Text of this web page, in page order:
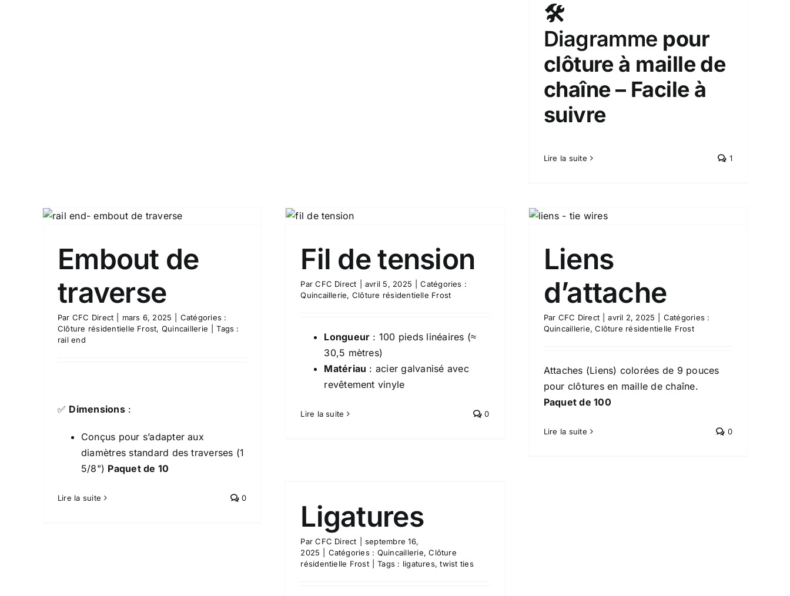
🛠️
Diagramme pour
clôture à maille de
chaîne – Facile à
suivre
Lire la suite 1
Embout de
traverse
Par CFC Direct mars 6, 2025
Catégories :
Clôture résidentielle Frost, Quincaillerie
Tags :
rail end
✅ Dimensions:
Conçus pour s’adapter aux
diamètres standard des traverses (1
5/8") Paquet de 10
Lire la suite 0
Fil de tension
Fil de tension
ParCFC Direct avril 5, 2025
Catégories :
Quincaillerie, Clôture résidentielle Frost
Longueur : 100 pieds linéaires (≈
30,5 mètres)
Matériau : acier galvanisé avec
revêtement vinyle
Lire la suite 0
Liens
d’attache
Par CFC Direct avril 2, 2025
Catégories :
Quincaillerie,Clôture résidentielle Frost
Attaches (Liens) colorées de 9 pouces
pour clôtures en maille de chaîne.
Paquet de 100
Lire la suite 0
Ligatures
Quincaillerie Clôture résidentielle Frost
Ligatures
ParCFC Direct
septembre 16,
2025
Catégories : Quincaillerie,Clôture
résidentielle Frost
Tags : ligatures,twist ties